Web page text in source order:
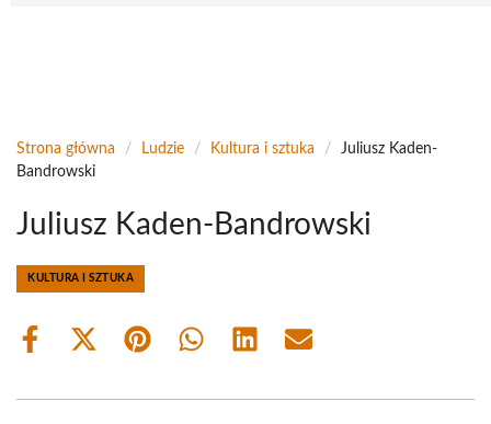
Strona główna / Ludzie / Kultura i sztuka /
Juliusz Kaden-
Bandrowski
Juliusz Kaden-Bandrowski
KULTURA I SZTUKA
Share
Share
(Twitter)
Share Share Share Share